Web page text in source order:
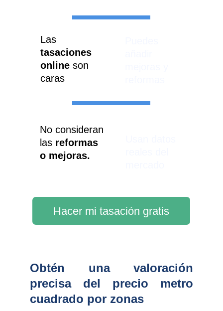
Hacer mi tasación gratis
Las
tasaciones
online son
caras
No consideran
las reformas
o mejoras.
Obtén una valoración
precisa del precio metro
cuadrado por zonas